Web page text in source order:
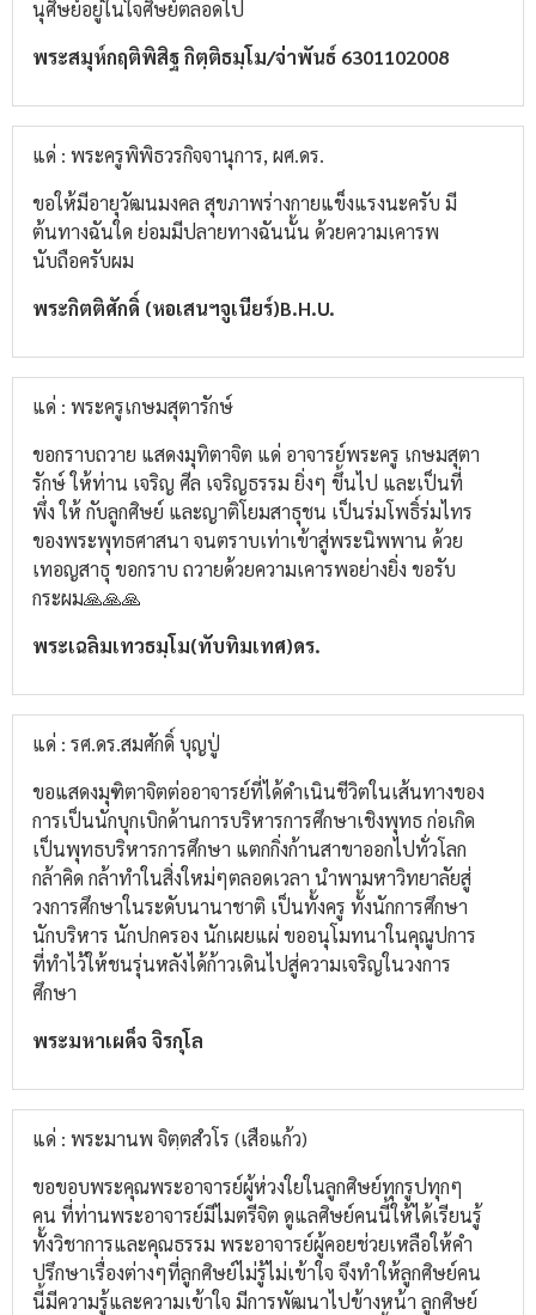
นุ​ศิษย์​อยู่ในใจศิษย์​ตลอดไป
พระ​สมุห์​กฤติ​พิสิฐ​ กิต​ฺ​ติ​ธม​ฺ​โม​/จ่า​พันธ์​ 6301102008​
แด่ : พระครูพิพิธวรกิจจานุการ, ผศ.ดร.
ขอให้มีอายุวัฒนมงคล​ สุขภาพ​ร่างกาย​แข็งแรง​นะ​ครับ​ มี
ต้นทางฉันใด​ ย่อมมีปลายทางฉันนั้น​ ด้วยความ​เคารพ
นับถือ​ครับผม
พระกิตติ​ศักดิ์​ (หอเสนฯจูเนียร์)​B.H.U.
แด่ : พระครูเกษมสุตารักษ์
ขอกราบถวาย แสดงมุทิตาจิต แด่ อาจารย์พระครู เกษมสุตา
รักษ์ ให้ท่าน เจริญ ศีล เจริญธรรม ยิ่งๆ ขึ้นไป และเป็นที่
พึ่ง ให้ กับลูกศิษย์ และญาติโยมสาธุชน เป็นร่มโพธิ์ร่มไทร
ของพระพุทธศาสนา จนตราบเท่าเข้าสู่พระนิพพาน ด้วย
เทอญสาธุ ขอกราบ ถวายด้วยความเคารพอย่างยิ่ง ขอรับ
กระผม🙏🙏🙏
พระเฉลิมเทวธมฺโม(ทับทิมเทศ)ดร.
แด่ : รศ.ดร.สมศักดิ์ บุญปู่
ขอแสดงมุฑิตาจิตต่ออาจารย์ที่ได้ดำเนินชีวิตในเส้นทางของ
การเป็นนักบุกเบิกด้านการบริหารการศึกษาเชิงพุทธ ก่อเกิด
เป็นพุทธบริหารการศึกษา แตกกิ่งก้านสาขาออกไปทั่วโลก
กล้าคิด กล้าทำในสิ่งใหม่ๆตลอดเวลา นำพามหาวิทยาลัยสู่
วงการศึกษาในระดับนานาชาติ เป็นทั้งครู ทั้งนักการศึกษา
นักบริหาร นักปกครอง นักเผยแผ่ ขออนุโมทนาในคุณูปการ
ที่ทำไว้ให้ชนรุ่นหลังได้ก้าวเดินไปสู่ความเจริญในวงการ
ศึกษา
พระมหาเผด็จ จิรกุโล
แด่ : พระมานพ จิตฺตสํวโร (เสือแก้ว)
ขอขอบพระคุณพระอาจารย์ผู้ห่วงใยในลูกศิษย์ทุกรูปทุกๆ
คน ที่ท่านพระอาจารย์มีไมตรีจิต ดูแลศิษย์คนนี้ให้ได้เรียนรู้
ทั้งวิชาการและคุณธรรม พระอาจารย์ผู้คอยช่วยเหลือให้คำ
ปรึกษาเรื่องต่างๆที่ลูกศิษย์ไม่รู้ไม่เข้าใจ จึงทำให้ลูกศิษย์คน
นี้มีความรู้และความเข้าใจ มีการพัฒนาไปข้างหน้า ลูกศิษย์